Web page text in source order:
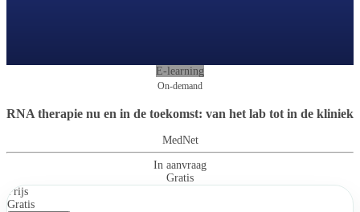
E-learning
On-demand
RNA therapie nu en in de toekomst: van het lab tot in de kliniek
MedNet
In aanvraag
Gratis
Prijs
Gratis